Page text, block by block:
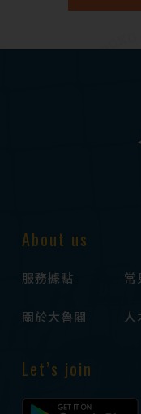
About us
服務據點 常
關於大魯閣 人
Let’s join